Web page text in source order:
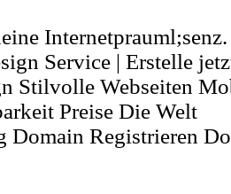
Service | Erstelle
Stilvolle Webseiten
Preise Die Welt
Domain Registrieren